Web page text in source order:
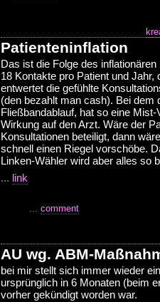
Patienteninflation
Das ist die Folge des
18 Kontakte pro Patient und
entwertet die gefühlte
(den bezahlt man cash). Bei dem
Fließbandablauf, hat so eine
Wirkung auf den Arzt. Wäre der
Konsultationen beteiligt, dann
schnell einen Riegel vorschöbe.
Linken-Wähler wird aber alles so
... link
... comment
AU wg. ABM-
bei mir stellt sich immer wieder
ursprünglich in 6 Monaten (beim
vorher gekündigt worden war.